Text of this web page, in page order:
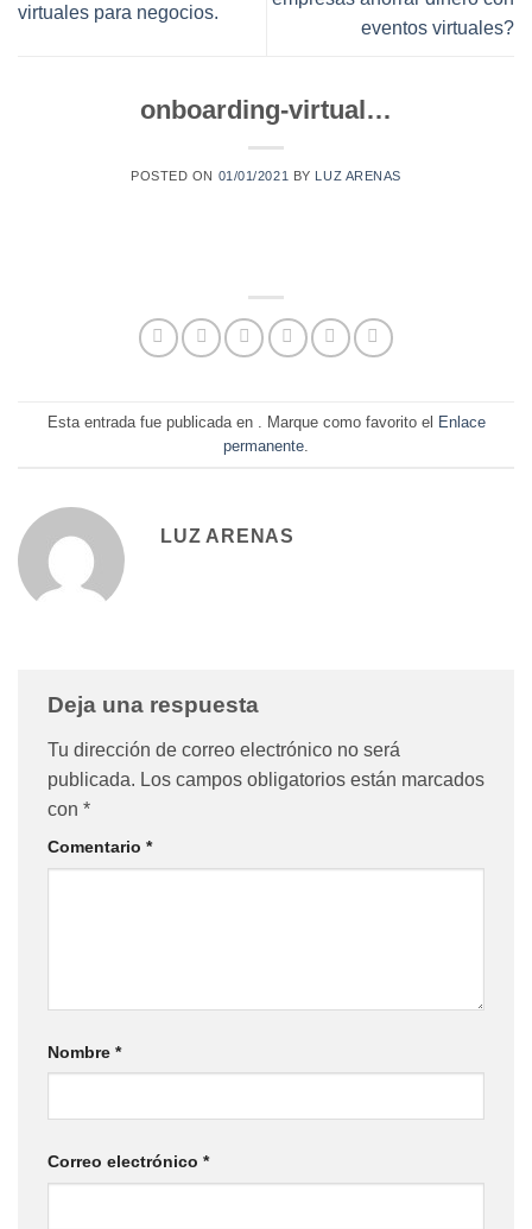
virtuales para negocios.
eventos virtuales?
onboarding-virtual…
POSTED ON 01/01/2021 BY LUZ ARENAS
Esta entrada fue publicada en . Marque como favorito el Enlace
permanente
LUZ ARENAS
Deja una respuesta
Tu dirección de correo electrónico no será
publicada. Los campos obligatorios están marcados
con *
Comentario *
Nombre *
Correo electrónico *